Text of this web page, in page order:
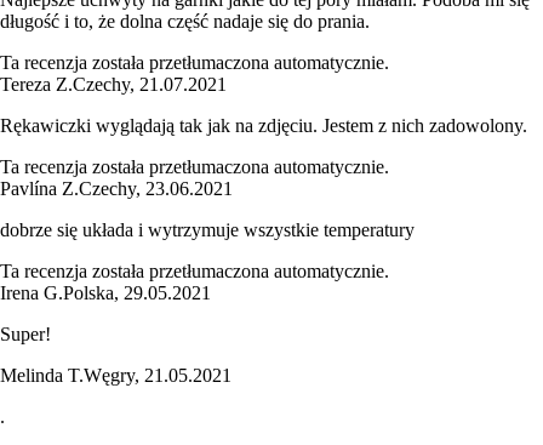
długość i to, że dolna część nadaje się do prania.
Ta recenzja została przetłumaczona automatycznie.
Tereza Z.Czechy, 21.07.2021
Rękawiczki wyglądają tak jak na zdjęciu. Jestem z nich zadowolony.
Ta recenzja została przetłumaczona automatycznie.
Pavlína Z.Czechy, 23.06.2021
dobrze się układa i wytrzymuje wszystkie temperatury
Ta recenzja została przetłumaczona automatycznie.
Irena G.Polska, 29.05.2021
Super!
Melinda T.Węgry, 21.05.2021
.